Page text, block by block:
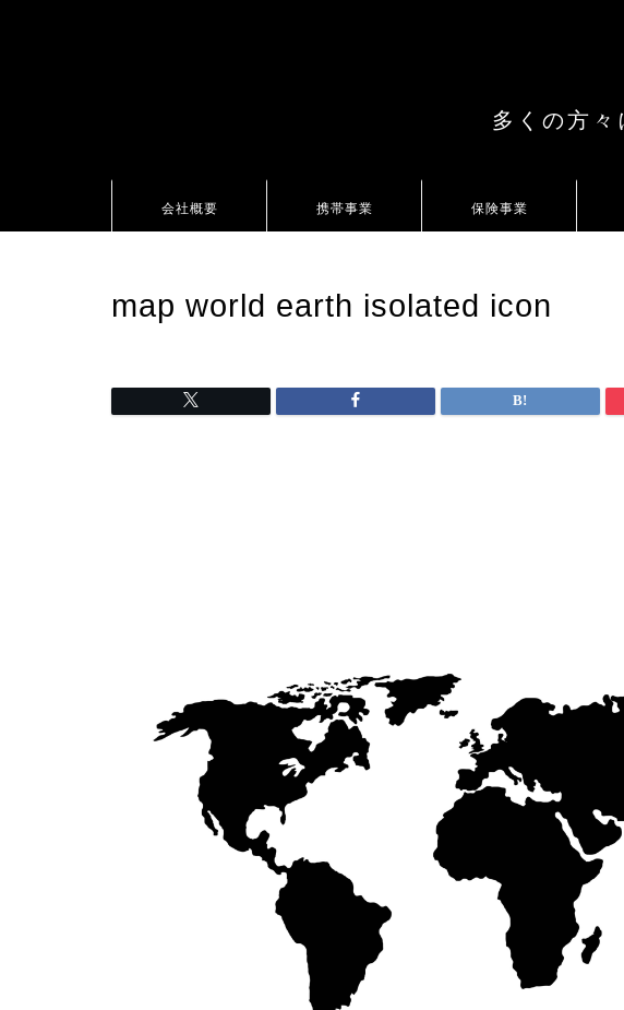
多くの方
会社概要 携帯事業 保険事業
map world earth isolated icon